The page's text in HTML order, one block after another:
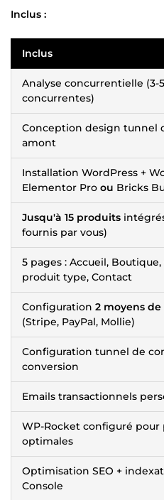
Inclus :
Inclus
Analyse concurrentielle (3-
concurrentes)
Conception design tunnel
amont
Installation WordPress +
Elementor Pro ou Bricks
Jusqu'à 15 produits
fournis par vous)
5 pages : Accueil,
produit type, Contact
Configuration 2 moyens
(Stripe, PayPal, Mollie)
Configuration tunnel de
conversion
Emails transactionnels
WP-Rocket configuré pour
optimales
Optimisation SEO +
Console